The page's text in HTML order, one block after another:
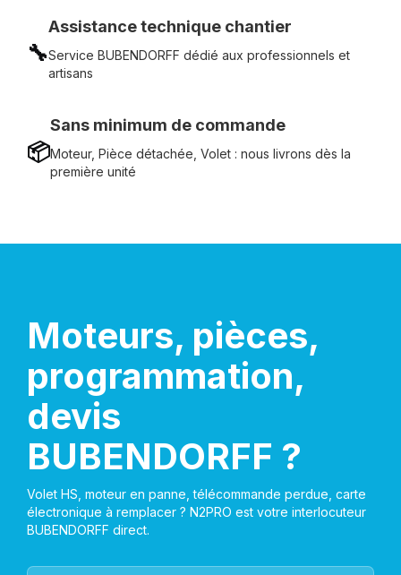
🔧
Assistance technique chantier
Service BUBENDORFF dédié aux professionnels et
artisans
📦
Sans minimum de commande
Moteur, Pièce détachée, Volet : nous livrons dès la
première unité
Moteurs, pièces,
programmation,
devis
BUBENDORFF ?
Volet HS, moteur en panne, télécommande perdue, carte
électronique à remplacer ? N2PRO est votre interlocuteur
BUBENDORFF direct.